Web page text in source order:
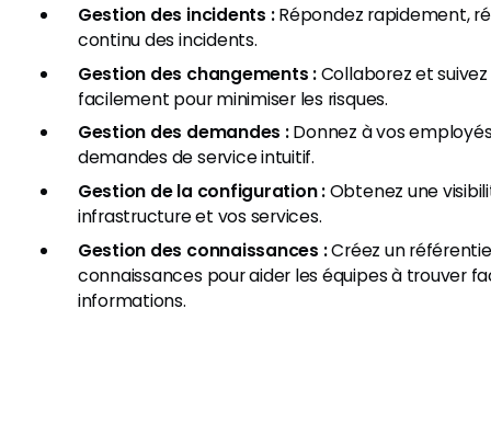
Gestion des incidents :Répondez rapidement,
continu des incidents.
Gestion des changements :Collaborez et
facilement pour minimiser les risques.
Gestion des demandes :Donnez à vos
demandes de service intuitif.
Gestion de la configuration :Obtenez une
infrastructure et vos services.
Gestion des connaissances :Créez un
connaissances pour aider les équipes à trouver
informations.